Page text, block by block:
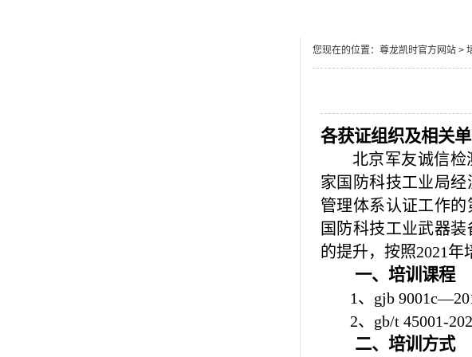
您现在的位置： 尊龙凯时官方网站 >
各获证组织及相关单
北京军友诚信检
家国防科技工业局
管理体系认证工作
国防科技工业武器
的提升，按照2021年
一、培训课程
1、 gjb 9001c—
2、 gb/t 45001-
二、培训方式